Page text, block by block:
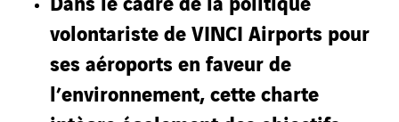
volontariste de VINCI Airports pour
ses aéroports en faveur de
l’environnement, cette charte